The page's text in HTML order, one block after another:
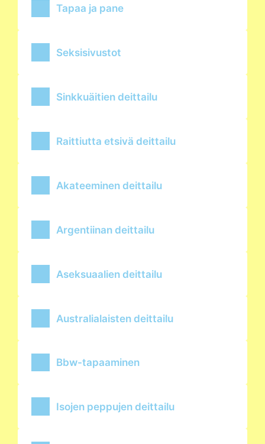
Tapaa ja pane
Seksisivustot
Sinkkuäitien deittailu
Raittiutta etsivä deittailu
Akateeminen deittailu
Argentiinan deittailu
Aseksuaalien deittailu
Australialaisten deittailu
Bbw-tapaaminen
Isojen peppujen deittailu